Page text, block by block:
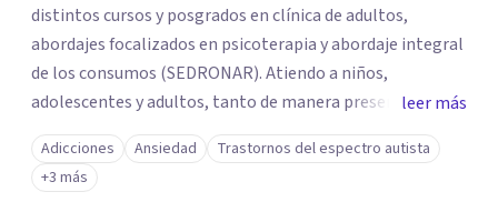
distintos cursos y posgrados en clínica de adultos,
abordajes focalizados en psicoterapia y abordaje integral
de los consumos (SEDRONAR). Atiendo a niños,
adolescentes y adultos, tanto de manera presencial
como online. Trabajo con distintas problemáticas como
depresión, ataques de pánico, adicciones, trastornos
alimentarios, trastornos del espectro autista (TEA) y
leer más
Adicciones Ansiedad
Trastornos del espectro autista
+3 más